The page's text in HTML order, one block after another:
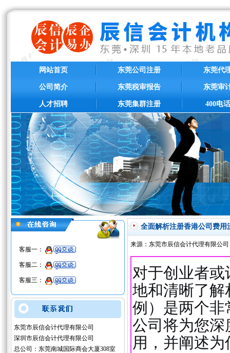
网站首页
公司简介
人才招聘
东莞公司注册
东莞税审报告
东莞集群注册
东莞代
东莞审
400电
客服一：
客服二：
客服三：
东莞市辰信会计代理有限公司
深圳市辰信会计代理有限公司
总公司：东莞南城国际商会大厦308室
全面解析注册香港公司费用
来源：东莞市辰信会计代理有限
对于创业者
地和清晰了
例）是两个
公司将为您
用，并阐述